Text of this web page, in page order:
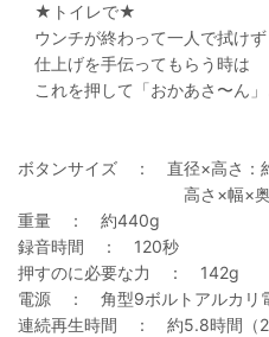
★トイレで★
ウンチが終わって一人で拭けず
仕上げを手伝ってもらう時は
これを押して「おかあさ〜ん」
ボタンサイズ ： 直径×高さ：
高さ×幅×奥行：約
重量 ： 約440g
録音時間 ： 120秒
押すのに必要な力 ： 142g
電源 ： 角型9ボルトアルカリ
連続再生時間 ： 約5.8時間（2